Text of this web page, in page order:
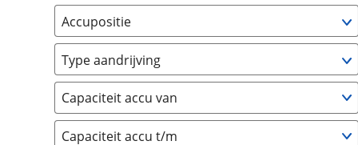
Nee, vast (0)
Accupositie
Bagagedrager (0)
Frame (0 )
Vloer (0
Achterbank (0)
Kofferbak (0)
Type aandrijving
Achterwiel (0)
Trapas
Voorwiel
Capaciteit accu van
Capaciteit accu t/m